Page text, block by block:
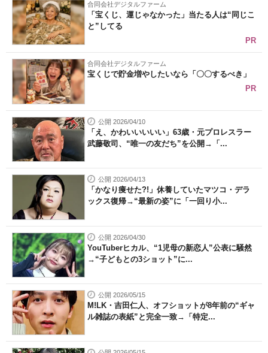
電子設計の基本と応用
エネルギーの専門メディア
建設×テクノロジーの最前線
ちょっと気になるネットの話題
合同会社デジタルファーム
「宝くじ、運じゃなかった」当たる人は“同じこ
と”してる
PR
合同会社デジタルファーム
宝くじで貯金増やしたいなら「〇〇するべき」
PR
公開 2026/04/10
「え、かわいいいいい」63歳・元プロレスラー
武藤敬司、“唯一の友だち”を公開→「...
公開 2026/04/13
「かなり痩せた?!」休養していたマツコ・デラ
ックス復帰→“最新の姿”に「一回り小...
公開 2026/04/30
YouTuberヒカル、“1児母の新恋人”公表に騒然
→“子どもとの3ショット”に...
公開 2026/05/15
M!LK・吉田仁人、オフショットが8年前の“ギャ
ル雑誌の表紙”と完全一致→「特定...